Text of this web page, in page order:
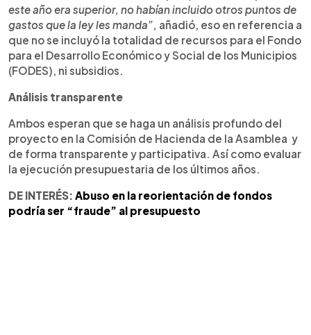
este año era superior, no habían incluido otros puntos de
gastos que la ley les manda”, añadió, eso en referencia a
que no se incluyó la totalidad de recursos para el Fondo
para el Desarrollo Económico y Social de los Municipios
(FODES), ni subsidios.
Análisis transparente
Ambos esperan que se haga un análisis profundo del
proyecto en la Comisión de Hacienda de la Asamblea y
de forma transparente y participativa. Así como evaluar
la ejecución presupuestaria de los últimos años.
DE INTERÉS: Abuso en la reorientación de fondos
podría ser “fraude” al presupuesto